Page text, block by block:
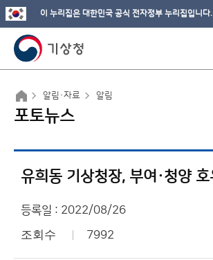
이 누리집은 대한민국 공식 전자정부 누리집입니다.
알림·자료 알림
포토뉴스
등록일 : 2022/08/26
조회수 7992